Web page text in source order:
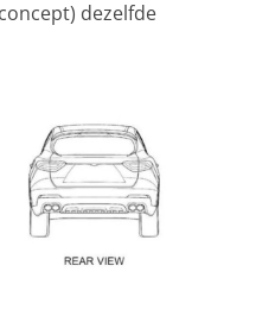
dezelfde